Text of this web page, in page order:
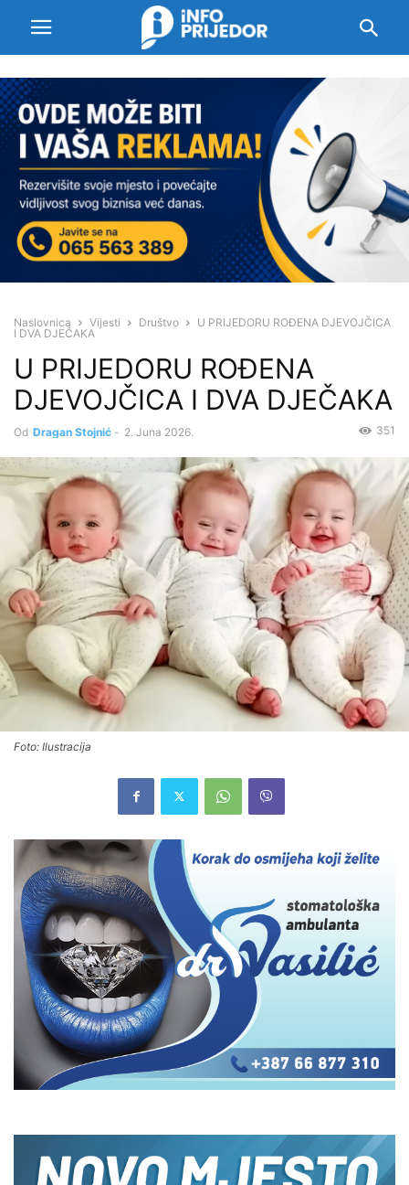
Naslovnica Vijesti Društvo
U PRIJEDORU ROĐENA DJEVOJČICA
I DVA DJEČAKA
U PRIJEDORU ROĐENA
DJEVOJČICA I DVA DJEČAKA
Od Dragan Stojnić - 2. Juna 2026. 351
Foto: Ilustracija